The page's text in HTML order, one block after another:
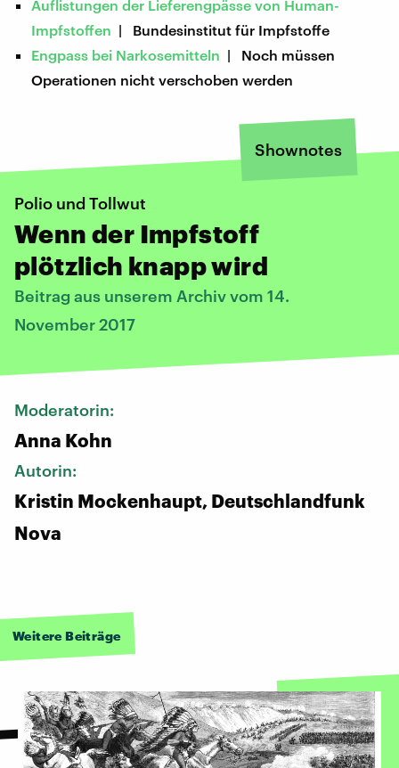
Auflistungen der Lieferengpässe von Human-
Impfstoffen | Bundesinstitut für Impfstoffe
Engpass bei Narkosemitteln | Noch müssen
Operationen nicht verschoben werden
Shownotes
Polio und Tollwut
Wenn der Impfstoff
plötzlich knapp wird
Beitrag aus unserem Archiv vom 14.
November 2017
Moderatorin:
Anna Kohn
Autorin:
Kristin Mockenhaupt, Deutschlandfunk
Nova
Weitere Beiträge